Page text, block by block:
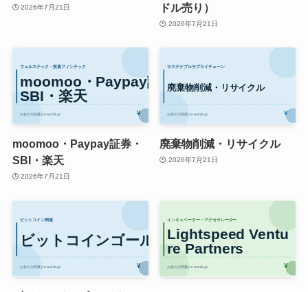
2026年7月21日
ドル売り）
2026年7月21日
moomoo・Paypay証券・
SBI・楽天
2026年7月21日
廃棄物削減・リサイクル
2026年7月21日